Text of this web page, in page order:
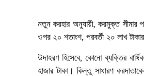
নতুন করহার অনুযায়ী, করমুক্ত সীমার
ওপর ২০ শতাংশ, পরবর্তী ২০ লাখ
উদাহরণ হিসেবে, কোনো ব্যক্তির
হাজার টাকা। কিন্তু সাধারণ